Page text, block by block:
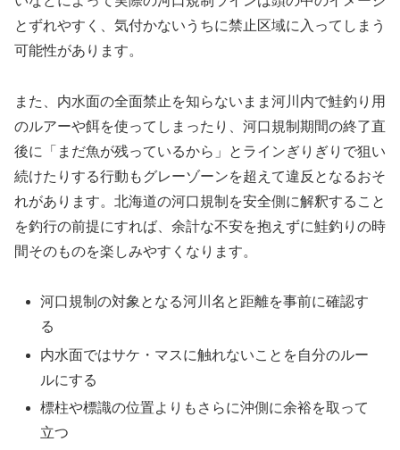
とずれやすく、気付かないうちに禁止区域に入ってしまう
可能性があります。
また、内水面の全面禁止を知らないまま河川内で鮭釣り用
のルアーや餌を使ってしまったり、河口規制期間の終了直
後に「まだ魚が残っているから」とラインぎりぎりで狙い
続けたりする行動もグレーゾーンを超えて違反となるおそ
れがあります。北海道の河口規制を安全側に解釈すること
を釣行の前提にすれば、余計な不安を抱えずに鮭釣りの時
間そのものを楽しみやすくなります。
河口規制の対象となる河川名と距離を事前に確認す
る
内水面ではサケ・マスに触れないことを自分のルー
ルにする
標柱や標識の位置よりもさらに沖側に余裕を取って
立つ